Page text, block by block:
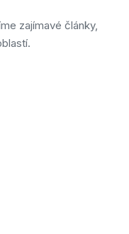
zajímavé články,